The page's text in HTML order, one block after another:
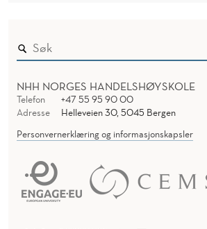
NHH NORGES HANDELSHØYSKOLE
Telefon
+47 55 95 90 00
Adresse
Helleveien 30, 5045 Bergen
Personvernerklæring og informasjonskapsler